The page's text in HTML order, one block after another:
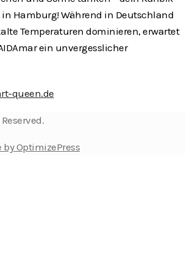
Hamburg! Während in Deutschland
Temperaturen dominieren, erwartet
ein unvergesslicher
queen.de
by OptimizePress